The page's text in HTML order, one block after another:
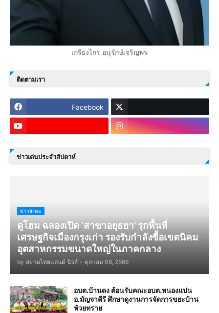
เกรียงไกร อนุรักษ์เจริญพร
ติดตามเรา
Facebook
ข่าวเด่นประจำสัปดาห์
ข่าวสังคม
ดูโฮม ฉลองเปิด ‘สาขาอยุธยา’ รุกพื้นที่
เศรษฐกิจเมืองกรุงเก่า รองรับกำลังซื้อเขตนิคม
อุตสาหกรรมขนาดใหญ่ในภาคกลาง
by สยามไทยแลนด์ นิวส์ - ตุลาคม 09, 2566
อบต.บ้านดง ต้อนรับคณะอบต.หนองแปน
อ.มัญจาคีรี ศึกษาดูงานการจัดการขยะบ้าน
ห้วยทราย